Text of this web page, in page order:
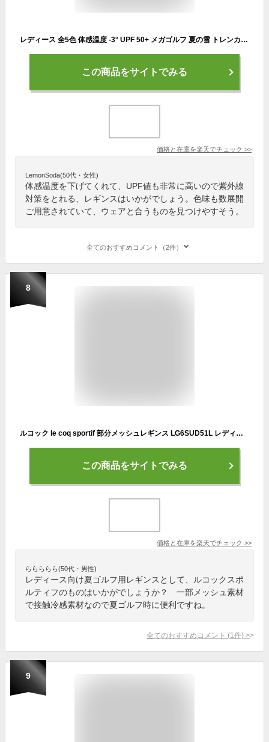
レディース 全5色 体感温度 -3° UPF 50+ メガゴルフ 夏の雪 トレンカ レギンス uvカット 冷感 スポーツ ゴルフ インナー コラーゲン配合生地追加 【UV-F602 UV-C-F602】【ウィメンズ メガアイスクールウェアシリーズ】【ネコポス 対応】02P05Nov16
この商品をサイトでみる
価格と在庫を楽天でチェック >>
LemonSoda(50代・女性)
体感温度を下げてくれて、UPF値も非常に高いので紫外線
対策をとれる、レギンスはいかがでしょう。色味も数展開
ご用意されていて、ウェアと合うものを見つけやすそう。
全てのおすすめコメント（2件）
8
ルコック le coq sportif 部分メッシュレギンス LG6SUD51L レディースパンツ 26春夏モデル
この商品をサイトでみる
価格と在庫を楽天でチェック >>
ららららら(50代・男性)
レディース向け夏ゴルフ用レギンスとして、ルコックスポ
ルティフのものはいかがでしょうか？ 一部メッシュ素材
で接触冷感素材なので夏ゴルフ時に便利ですね。
全てのおすすめコメント (1 件) >
9